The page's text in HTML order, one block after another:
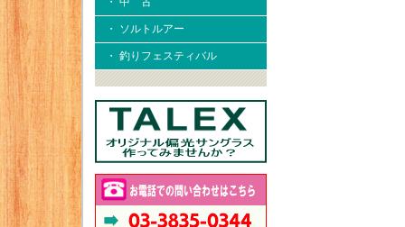
・ ソルトルアー
・ 釣りフェスティバル